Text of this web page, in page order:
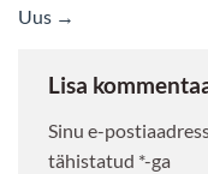
Uus →
Lisa
Sinu e-
tähistatud *-ga